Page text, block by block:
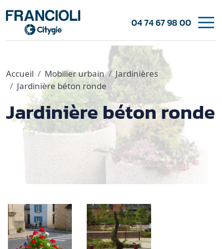
04 74 67 98 00
Accueil Mobilier urbain
Jardinières
Jardinière béton ronde
Jardinière béton ronde